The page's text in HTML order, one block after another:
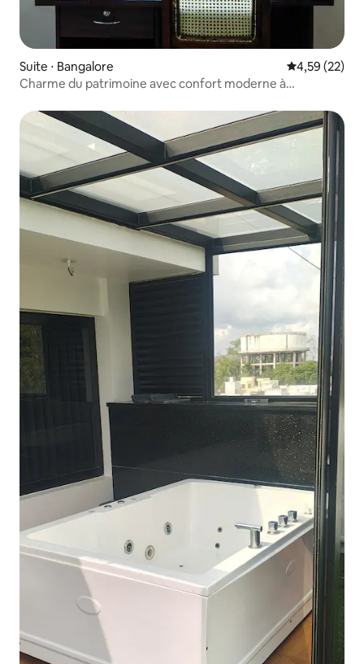
Suite ⋅ Bangalore Évaluation
4,59 (22)
Charme du patrimoine avec confort moderne à